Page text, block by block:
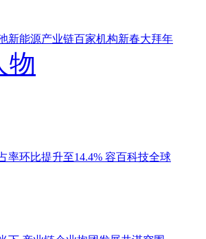
新能源产业链百家机构新春大拜年
物
率环比提升至14.4% 容百科技全球